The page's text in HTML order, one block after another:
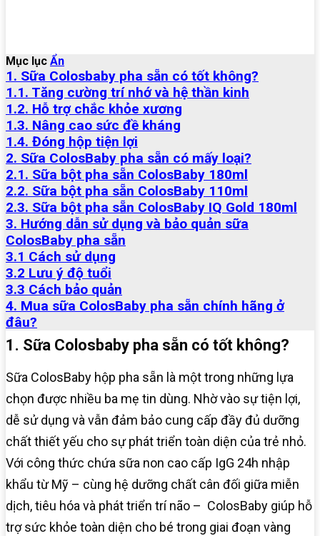
Mục lục Ẩn
1. Sữa Colosbaby pha sẵn có tốt không?
1.1. Tăng cường trí nhớ và hệ thần kinh
1.2. Hỗ trợ chắc khỏe xương
1.3. Nâng cao sức đề kháng
1.4. Đóng hộp tiện lợi
2. Sữa ColosBaby pha sẵn có mấy loại?
2.1. Sữa bột pha sẵn ColosBaby 180ml
2.2. Sữa bột pha sẵn ColosBaby 110ml
2.3. Sữa bột pha sẵn ColosBaby IQ Gold 180ml
3. Hướng dẫn sử dụng và bảo quản sữa
ColosBaby pha sẵn
3.1 Cách sử dụng
3.2 Lưu ý độ tuổi
3.3 Cách bảo quản
4. Mua sữa ColosBaby pha sẵn chính hãng ở
đâu?
1. Sữa Colosbaby pha sẵn có tốt không?
Sữa ColosBaby hộp pha sẵn là một trong những lựa
chọn được nhiều ba mẹ tin dùng. Nhờ vào sự tiện lợi,
dễ sử dụng và vẫn đảm bảo cung cấp đầy đủ dưỡng
chất thiết yếu cho sự phát triển toàn diện của trẻ nhỏ.
Với công thức chứa sữa non cao cấp IgG 24h nhập
khẩu từ Mỹ – cùng hệ dưỡng chất cân đối giữa miễn
dịch, tiêu hóa và phát triển trí não – ColosBaby giúp hỗ
trợ sức khỏe toàn diện cho bé trong giai đoạn vàng